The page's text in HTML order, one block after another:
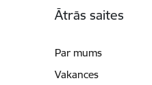
Ātrās saites
Par mums
Vakances